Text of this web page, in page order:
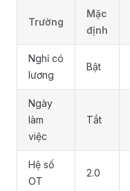
Trường
Mặc
định
Nghỉ có
lương
Bật
Ngày
làm
việc
Tắt
Hệ số
OT
2.0